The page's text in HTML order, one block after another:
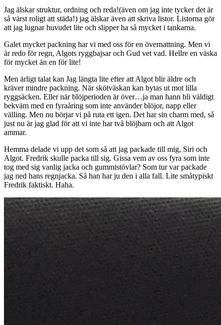
Jag älskar struktur, ordning och reda!(även om jag inte tycker det är
så värst roligt att städa!) jag älskar även att skriva listor. Listorna gör
att jag lugnar huvudet lite och slipper ha så mycket i tankarna.
Galet mycket packning har vi med oss för en övernattning. Men vi
är redo för regn, Algots ryggbajsar och Gud vet vad. Hellre en väska
för mycket än en för lite!
Men ärligt talat kan Jag längta lite efter att Algot blir äldre och
kräver mindre packning. När skötväskan kan bytas ut mot lilla
ryggsäcken. Eller när blöjperioden är över…ja man hann bli väldigt
bekväm med en fyraåring som inte använder blöjor, napp eller
välling. Men nu börjar vi på ruta ett igen. Det har sin charm med, så
just nu är jag glad för att vi inte har två blöjbarn och att Algot
ammar.
Hemma delade vi upp det som så att jag packade till mig, Siri och
Algot. Fredrik skulle packa till sig. Gissa vem av oss fyra som inte
tog med sig vanlig jacka och gummistövlar? Som tur var packade
jag ned hans regnjacka. Så han har ju den i alla fall. Lite småtypiskt
Fredrik faktiskt. Haha.